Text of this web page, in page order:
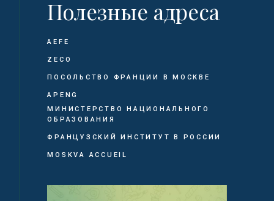
Полезные адреса
AEFE
ZECO
ПОСОЛЬСТВО ФРАНЦИИ В МОСКВЕ
APENG
МИНИСТЕРСТВО НАЦИОНАЛЬНОГО
ОБРАЗОВАНИЯ
ФРАНЦУЗСКИЙ ИНСТИТУТ В РОССИИ
MOSKVA ACCUEIL